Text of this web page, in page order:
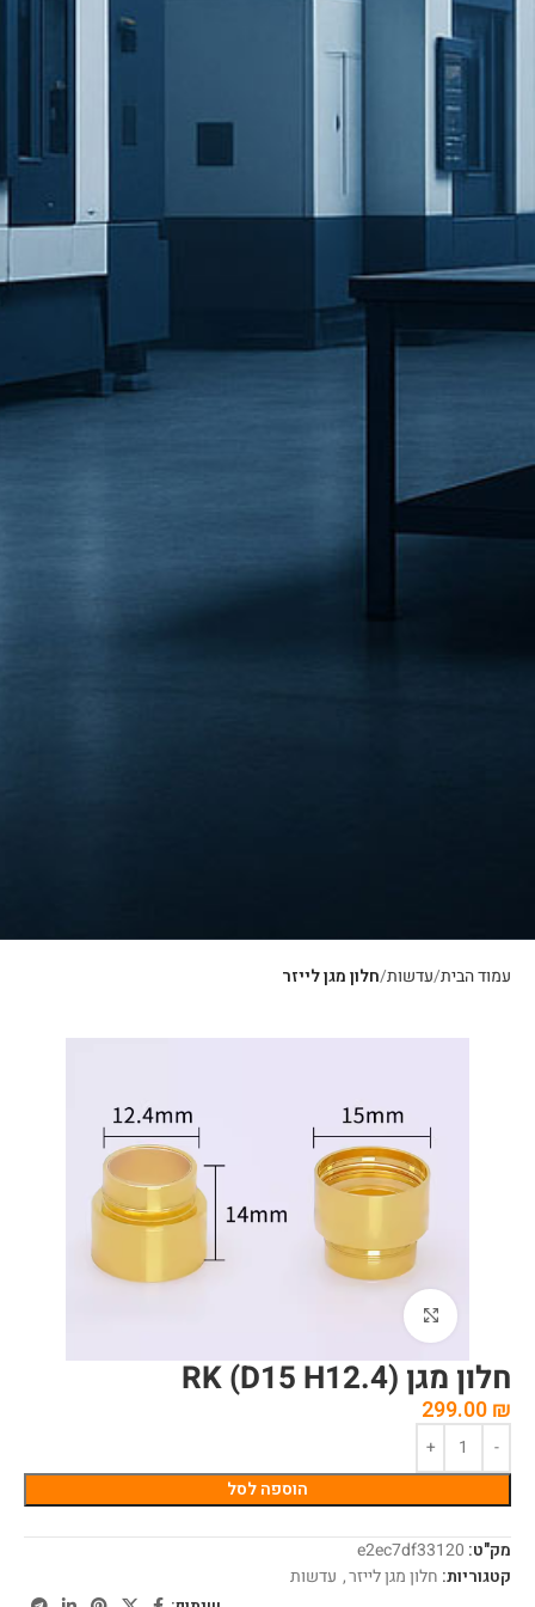
עמוד הבית עדשות חלון מגן לייזר
חלון מגן RK (D15 H12.4)
299.00₪
הוספה לסל
מק"ט: e2ec7df33120
קטגוריות: חלון מגן לייזר, עדשות
לחצו להגדלה